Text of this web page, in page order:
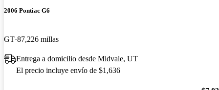
2006 Pontiac G6
GT 87,226 millas
Entrega a domicilio desde Midvale, UT
El precio incluye envío de $1,636